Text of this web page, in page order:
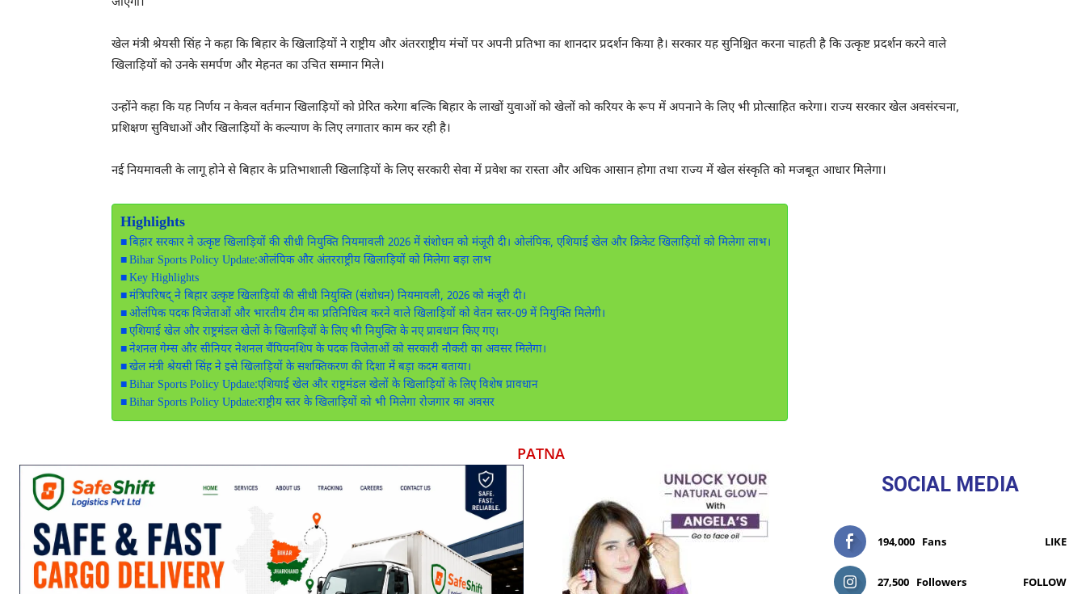
खेल मंत्री श्रेयसी सिंह ने कहा कि बिहार के खिलाड़ियों ने राष्ट्रीय और अंतरराष्ट्रीय मंचों पर अपनी प्रतिभा का शानदार प्रदर्शन किया है। सरकार यह सुनिश्चित करना चाहती है कि उत्कृष्ट प्रदर्शन करने वाले
खिलाड़ियों को उनके समर्पण और मेहनत का उचित सम्मान मिले।
उन्होंने कहा कि यह निर्णय न केवल वर्तमान खिलाड़ियों को प्रेरित करेगा बल्कि बिहार के लाखों युवाओं को खेलों को करियर के रूप में अपनाने के लिए भी प्रोत्साहित करेगा। राज्य सरकार खेल अवसंरचना,
प्रशिक्षण सुविधाओं और खिलाड़ियों के कल्याण के लिए लगातार काम कर रही है।
नई नियमावली के लागू होने से बिहार के प्रतिभाशाली खिलाड़ियों के लिए सरकारी सेवा में प्रवेश का रास्ता और अधिक आसान होगा तथा राज्य में खेल संस्कृति को मजबूत आधार मिलेगा।
Highlights
बिहार सरकार ने उत्कृष्ट खिलाड़ियों की सीधी नियुक्ति नियमावली 2026 में संशोधन को मंजूरी दी। ओलंपिक, एशियाई खेल और क्रिकेट खिलाड़ियों को मिलेगा लाभ।
Bihar Sports Policy Update:ओलंपिक और अंतरराष्ट्रीय खिलाड़ियों को मिलेगा बड़ा लाभ
Key Highlights
मंत्रिपरिषद् ने बिहार उत्कृष्ट खिलाड़ियों की सीधी नियुक्ति (संशोधन) नियमावली, 2026 को मंजूरी दी।
ओलंपिक पदक विजेताओं और भारतीय टीम का प्रतिनिधित्व करने वाले खिलाड़ियों को वेतन स्तर-09 में नियुक्ति मिलेगी।
एशियाई खेल और राष्ट्रमंडल खेलों के खिलाड़ियों के लिए भी नियुक्ति के नए प्रावधान किए गए।
नेशनल गेम्स और सीनियर नेशनल चैंपियनशिप के पदक विजेताओं को सरकारी नौकरी का अवसर मिलेगा।
खेल मंत्री श्रेयसी सिंह ने इसे खिलाड़ियों के सशक्तिकरण की दिशा में बड़ा कदम बताया।
Bihar Sports Policy Update:एशियाई खेल और राष्ट्रमंडल खेलों के खिलाड़ियों के लिए विशेष प्रावधान
Bihar Sports Policy Update:राष्ट्रीय स्तर के खिलाड़ियों को भी मिलेगा रोजगार का अवसर
PATNA
SOCIAL MEDIA
194,000 Fans LIKE
27,500 Followers FOLLOW